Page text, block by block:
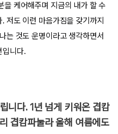
을 케어해주며 지금의 내가 할 수
저도 이런 마음가짐을 갖기까지
는 것도 운명이라고 생각하면서
입니다.
니다. 1년 넘게 키워온 겹캄
겹캄파눌라 올해 여름에도